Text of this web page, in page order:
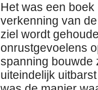
Het was een
verkenning van
ziel wordt
onrustgevoelens
spanning bouwde
uiteindelijk